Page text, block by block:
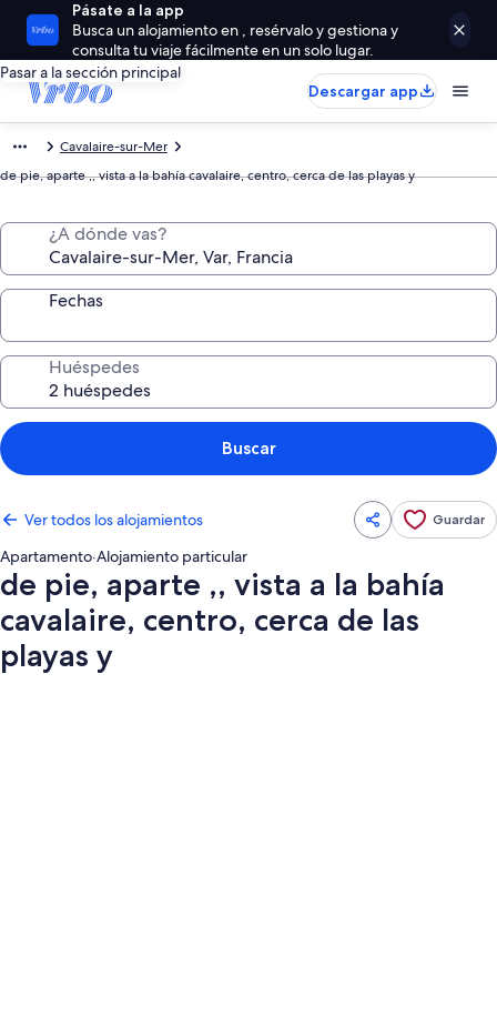
Pásate a la app
Busca un alojamiento en , resérvalo y gestiona y
consulta tu viaje fácilmente en un solo lugar.
Pasar a la sección principal
Descargar app
Cavalaire-sur-Mer
de pie, aparte ,, vista a la bahía cavalaire, centro, cerca de las playas y
¿A dónde vas?
Fechas
Huéspedes
Buscar
Ver todos los alojamientos Guardar
Apartamento·Alojamiento particular
de pie, aparte ,, vista a la bahía
cavalaire, centro, cerca de las
playas y